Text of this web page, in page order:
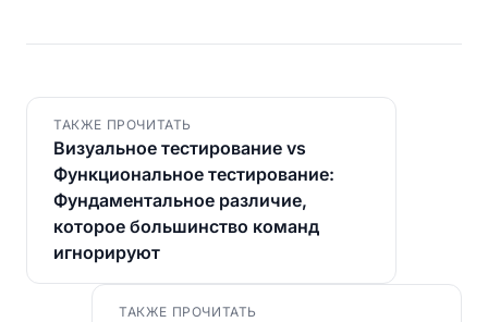
ТАКЖЕ ПРОЧИТАТЬ
Визуальное тестирование vs
Функциональное тестирование:
Фундаментальное различие,
которое большинство команд
игнорируют
ТАКЖЕ ПРОЧИТАТЬ